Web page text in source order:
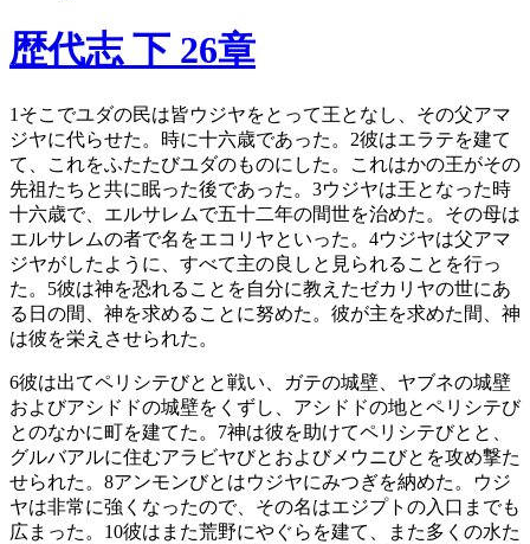
歴代志 下 26章
1 そこでユダの民は皆ウジヤをとって王となし、その父アマ
ジヤに代らせた。時に十六歳であった。 2彼はエラテを建て
て、これをふたたびユダのものにした。これはかの王がその
先祖たちと共に眠った後であった。 3ウジヤは王となった時
十六歳で、エルサレムで五十二年の間世を治めた。その母は
エルサレムの者で名をエコリヤといった。 4ウジヤは父アマ
ジヤがしたように、すべて主の良しと見られることを行っ
た。 5彼は神を恐れることを自分に教えたゼカリヤの世にあ
る日の間、神を求めることに努めた。彼が主を求めた間、神
は彼を栄えさせられた。
6彼は出てペリシテびとと戦い、ガテの城壁、ヤブネの城壁
およびアシドドの城壁をくずし、アシドドの地とペリシテび
とのなかに町を建てた。 7神は彼を助けてペリシテびとと、
グルバアルに住むアラビヤびとおよびメウニびとを攻め撃た
せられた。 8アンモンびとはウジヤにみつぎを納めた。ウジ
ヤは非常に強くなったので、その名はエジプトの入口までも
広まった。 10彼はまた荒野にやぐらを建て、また多くの水た